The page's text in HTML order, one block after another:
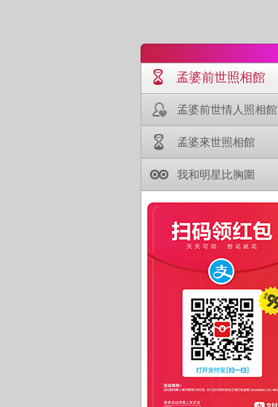
孟婆前世照相館
孟婆前世情人照相館
孟婆來世照相館
我和明星比胸圍